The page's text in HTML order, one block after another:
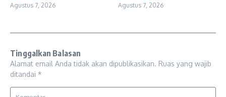
Agustus 7, 2026 Agustus 7, 2026
Tinggalkan Balasan
Alamat email Anda tidak akan dipublikasikan. Ruas yang wajib
ditandai *